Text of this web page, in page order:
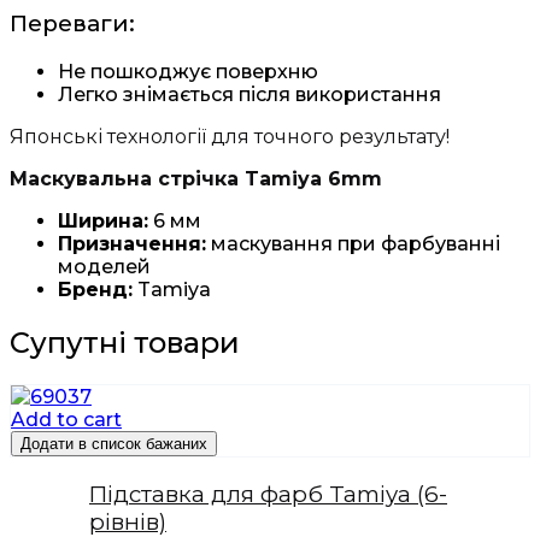
Переваги:
Не пошкоджує поверхню
Легко знімається після використання
Японські технології для точного результату!
Маскувальна стрічка Tamiya 6mm
Ширина: 6 мм
Призначення: маскування при фарбуванні
моделей
Бренд: Tamiya
Супутні товари
Add to cart
Додати в список бажаних
Підставка для фарб Tamiya (6-
рівнів)